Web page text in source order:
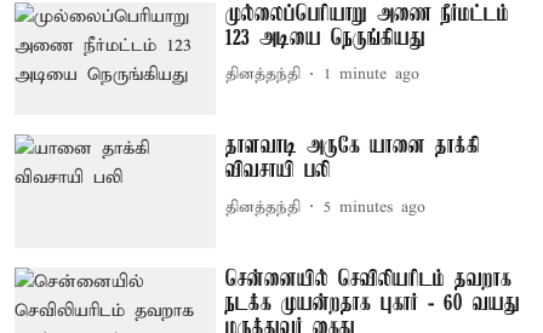
முல்லைப்பெரியாறு அணை நீர்மட்டம்
123 அடியை நெருங்கியது
தினத்தந்தி 1 minute ago
தாளவாடி அருகே யானை தாக்கி
விவசாயி பலி
தினத்தந்தி 5 minutes ago
சென்னையில் செவிலியரிடம் தவறாக
நடக்க முயன்றதாக புகார் - 60 வயது
மருத்துவர் கைது